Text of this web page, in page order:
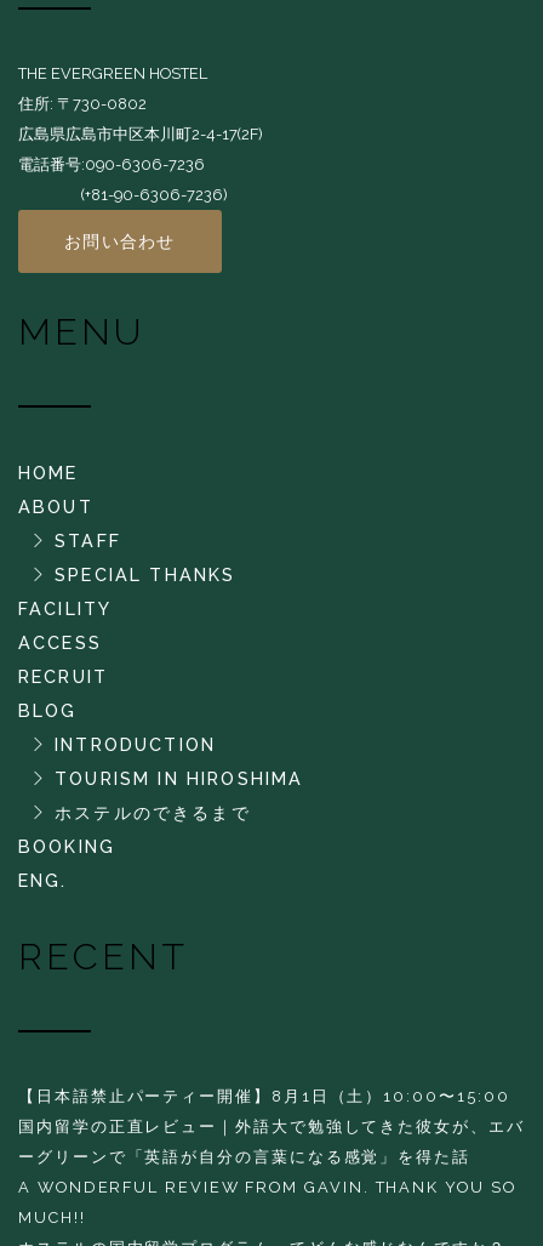
THE EVERGREEN HOSTEL
住所: 〒730-0802
広島県広島市中区本川町2-4-17(2F)
電話番号:090-6306-7236
(+81-90-6306-7236)
お問い合わせ
MENU
HOME
ABOUT
STAFF
SPECIAL THANKS
FACILITY
ACCESS
RECRUIT
BLOG
INTRODUCTION
TOURISM IN HIROSHIMA
ホステルのできるまで
BOOKING
ENG.
RECENT
【日本語禁止パーティー開催】8月1日（土）10:00〜15:00
国内留学の正直レビュー｜外語大で勉強してきた彼女が、エバ
ーグリーンで「英語が自分の言葉になる感覚」を得た話
A WONDERFUL REVIEW FROM GAVIN. THANK YOU SO
MUCH!!